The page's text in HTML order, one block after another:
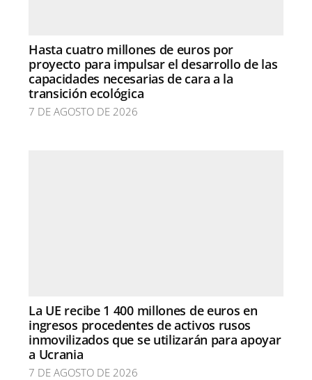
Hasta cuatro millones de euros por
proyecto para impulsar el desarrollo de las
capacidades necesarias de cara a la
transición ecológica
7 DE AGOSTO DE 2026
La UE recibe 1 400 millones de euros en
ingresos procedentes de activos rusos
inmovilizados que se utilizarán para apoyar
a Ucrania
7 DE AGOSTO DE 2026